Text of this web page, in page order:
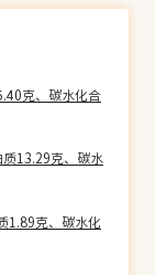
克、碳水化合
13.29克、碳水
1.89克、碳水化